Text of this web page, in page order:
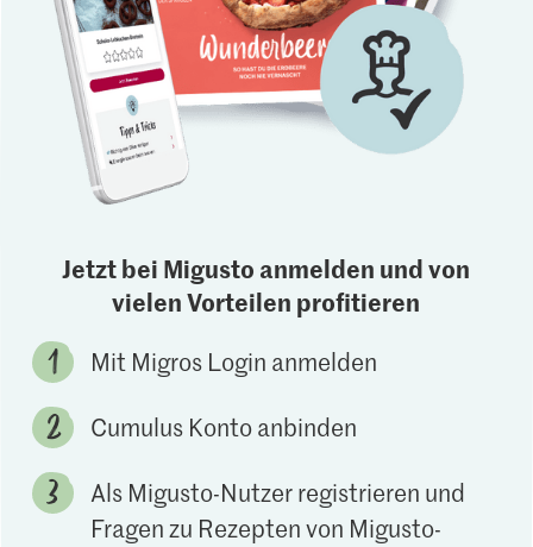
Jetzt bei Migusto anmelden und von
vielen Vorteilen profitieren
Mit Migros Login anmelden
Cumulus Konto anbinden
Als Migusto-Nutzer registrieren und
Fragen zu Rezepten von Migusto-